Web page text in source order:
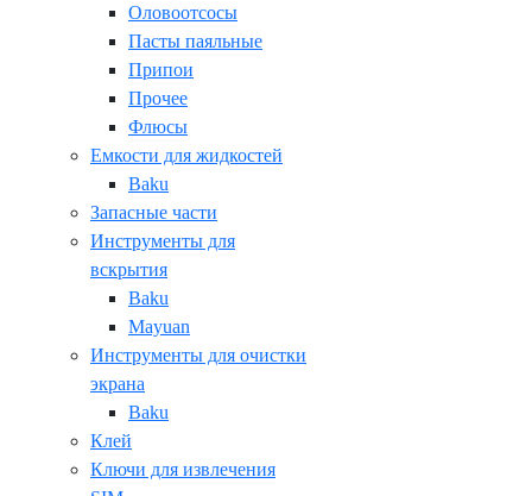
Оловоотсосы
Пасты паяльные
Припои
Прочее
Флюсы
Емкости для жидкостей
Baku
Запасные части
Инструменты для
вскрытия
Baku
Mayuan
Инструменты для очистки
экрана
Baku
Клей
Ключи для извлечения